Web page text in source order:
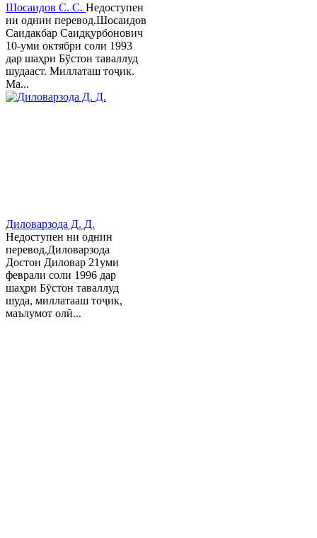
Шосаидов С. С. Недоступен
ни однин перевод.Шосаидов
Саидакбар Саидқурбонович
10-уми октябри соли 1993
дар шаҳри Бўстон таваллуд
шудааст. Миллаташ тоҷик.
Ма...
Диловарзода Д. Д.
Недоступен ни однин
перевод.Диловарзода
Достон Диловар 21уми
феврали соли 1996 дар
шаҳри Бӯстон таваллуд
шуда, миллатааш тоҷик,
маълумот олӣ...